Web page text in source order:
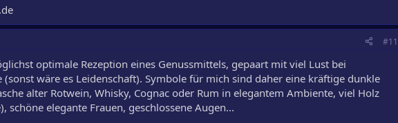
#11
optimale Rezeption eines Genussmittels, gepaart mit viel Lust bei
(sonst wäre es Leidenschaft). Symbole für mich sind daher eine kräftige dunkle
alter Rotwein, Whisky, Cognac oder Rum in elegantem Ambiente, viel Holz
schöne elegante Frauen, geschlossene Augen...